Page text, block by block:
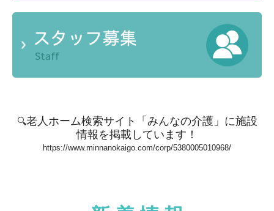
🔍老人ホーム検索サイト「みんなの介護」 に施設
情報を掲載しています！
https://www.minnanokaigo.com/corp/5380005010968/